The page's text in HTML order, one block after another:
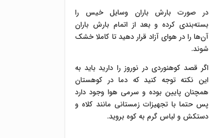
در صورت بارش باران وسایل خیس را
بسته‌بندی کرده و بعد از اتمام بارش باران
آن‌ها را در هوای آزاد قرار دهید تا کاملا خشک
شوند.
اگر قصد کوهنوردی در نوروز را دارید باید به
این نکته توجه کنید که دما در کوهستان
همچنان پایین بوده و سرمی هوا وجود دارد
پس حتما با تجهیزات زمستانی مانند کلاه و
دستکش و لباس گرم به کوه بروید.